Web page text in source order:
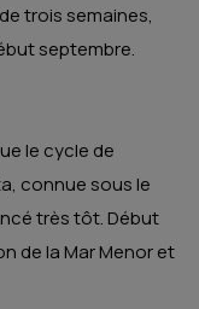
trois semaines,
septembre.
le cycle de
connue sous le
très tôt. Début
de la Mar Menor et